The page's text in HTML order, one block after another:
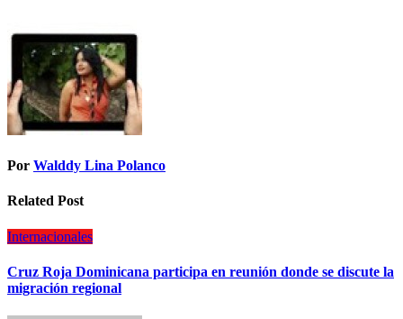
Por Walddy Lina Polanco
Related Post
Internacionales
Cruz Roja Dominicana participa en reunión donde se discute la
migración regional